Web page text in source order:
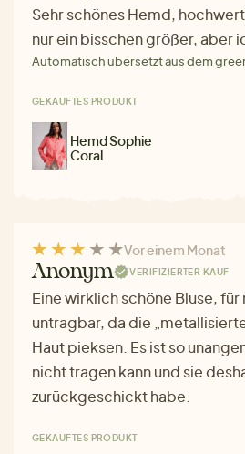
Sehr schönes Hemd,
nur ein bisschen größer, aber
Automatisch übersetzt aus dem
GEKAUFTES PRODUKT
Hemd Sophie
Coral
Vor einem Monat
Anonym VERIFIZIERTER KAUF
Eine wirklich schöne Bluse,
untragbar, da die
Haut pieksen. Es ist so
nicht tragen kann und sie
zurückgeschickt habe.
GEKAUFTES PRODUKT